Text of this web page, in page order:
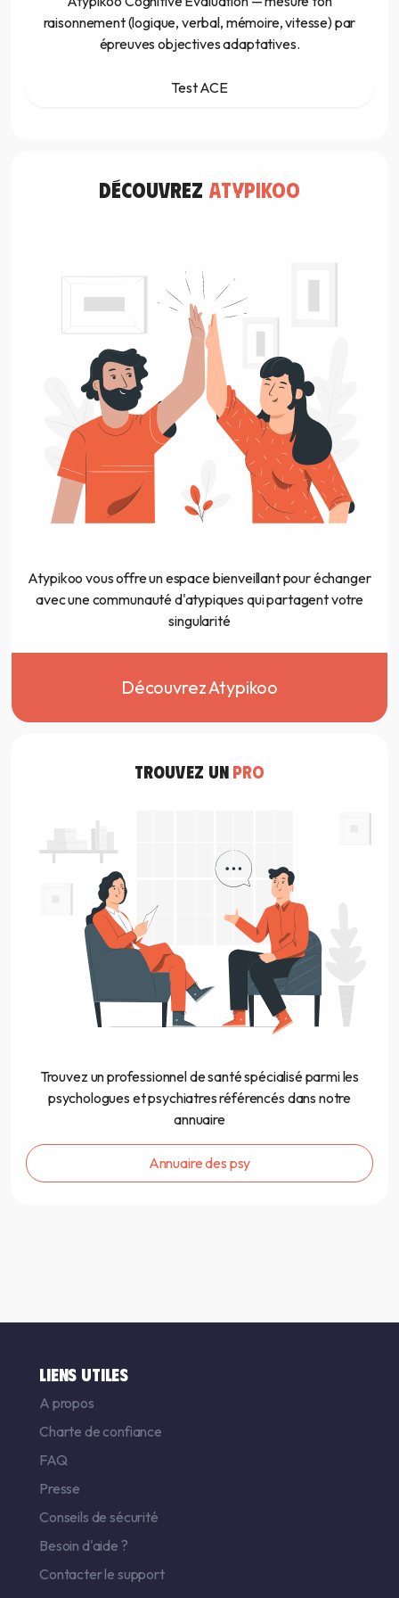
raisonnement (logique, verbal, mémoire, vitesse) par
épreuves objectives adaptatives.
Test ACE
découvrez atypikoo
Atypikoo vous offre un espace bienveillant pour échanger
avec une communauté d'atypiques qui partagent votre
singularité
Découvrez Atypikoo
TROUVEZ UN PRO
Trouvez un professionnel de santé spécialisé parmi les
psychologues et psychiatres référencés dans notre
annuaire
Annuaire des psy
LIENS UTILES
A propos
Charte de confiance
FAQ
Presse
Conseils de sécurité
Besoin d'aide ?
Contacter le support